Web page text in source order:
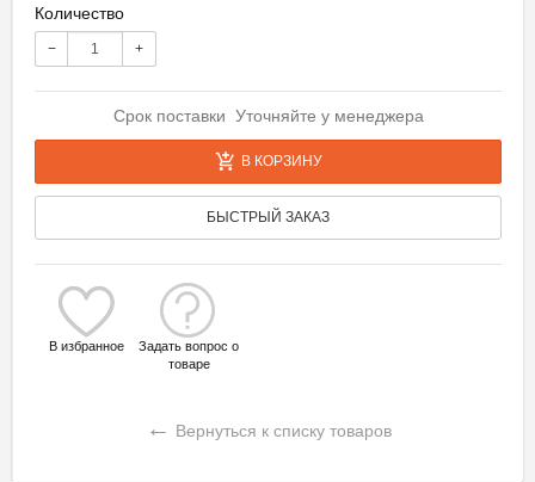
Количество
− +
Срок поставки Уточняйте у менеджера
В КОРЗИНУ
БЫСТРЫЙ ЗАКАЗ
В избранное
Задать вопрос о
товаре
← Вернуться к списку товаров